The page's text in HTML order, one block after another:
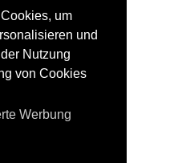
um
und
Nutzung
von Cookies
Werbung